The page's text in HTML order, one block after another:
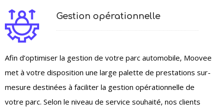
Gestion opérationnelle
Afin d’optimiser la gestion de votre parc automobile, Moovee
met à votre disposition une large palette de prestations sur-
mesure destinées à faciliter la gestion opérationnelle de
votre parc. Selon le niveau de service souhaité, nos clients